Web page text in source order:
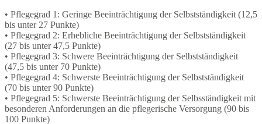
• Pflegegrad 1: Geringe Beeinträchtigung der Selbstständigkeit (12,5
bis unter 27 Punkte)
• Pflegegrad 2: Erhebliche Beeinträchtigung der Selbstständigkeit
(27 bis unter 47,5 Punkte)
• Pflegegrad 3: Schwere Beeinträchtigung der Selbstständigkeit
(47,5 bis unter 70 Punkte)
• Pflegegrad 4: Schwerste Beeinträchtigung der Selbstständigkeit
(70 bis unter 90 Punkte)
• Pflegegrad 5: Schwerste Beeinträchtigung der Selbsständigkeit mit
besonderen Anforderungen an die pflegerische Versorgung (90 bis
100 Punkte)